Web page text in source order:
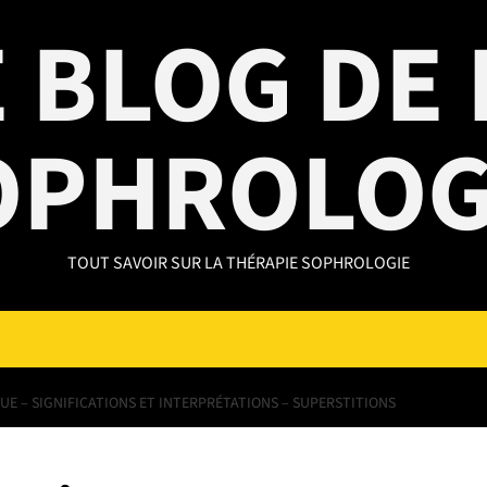
BLOG DE
TOUT SAVOIR SUR LA THÉRAPIE SOPHROLOGIE
– SIGNIFICATIONS ET INTERPRÉTATIONS – SUPERSTITIONS